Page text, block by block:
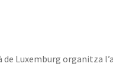
de Luxemburg organitza